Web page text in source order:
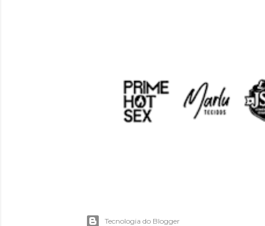
Tecnologia do Blogger